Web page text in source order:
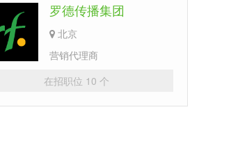
罗德传播集团
北京
营销代理商
在招职位 10 个